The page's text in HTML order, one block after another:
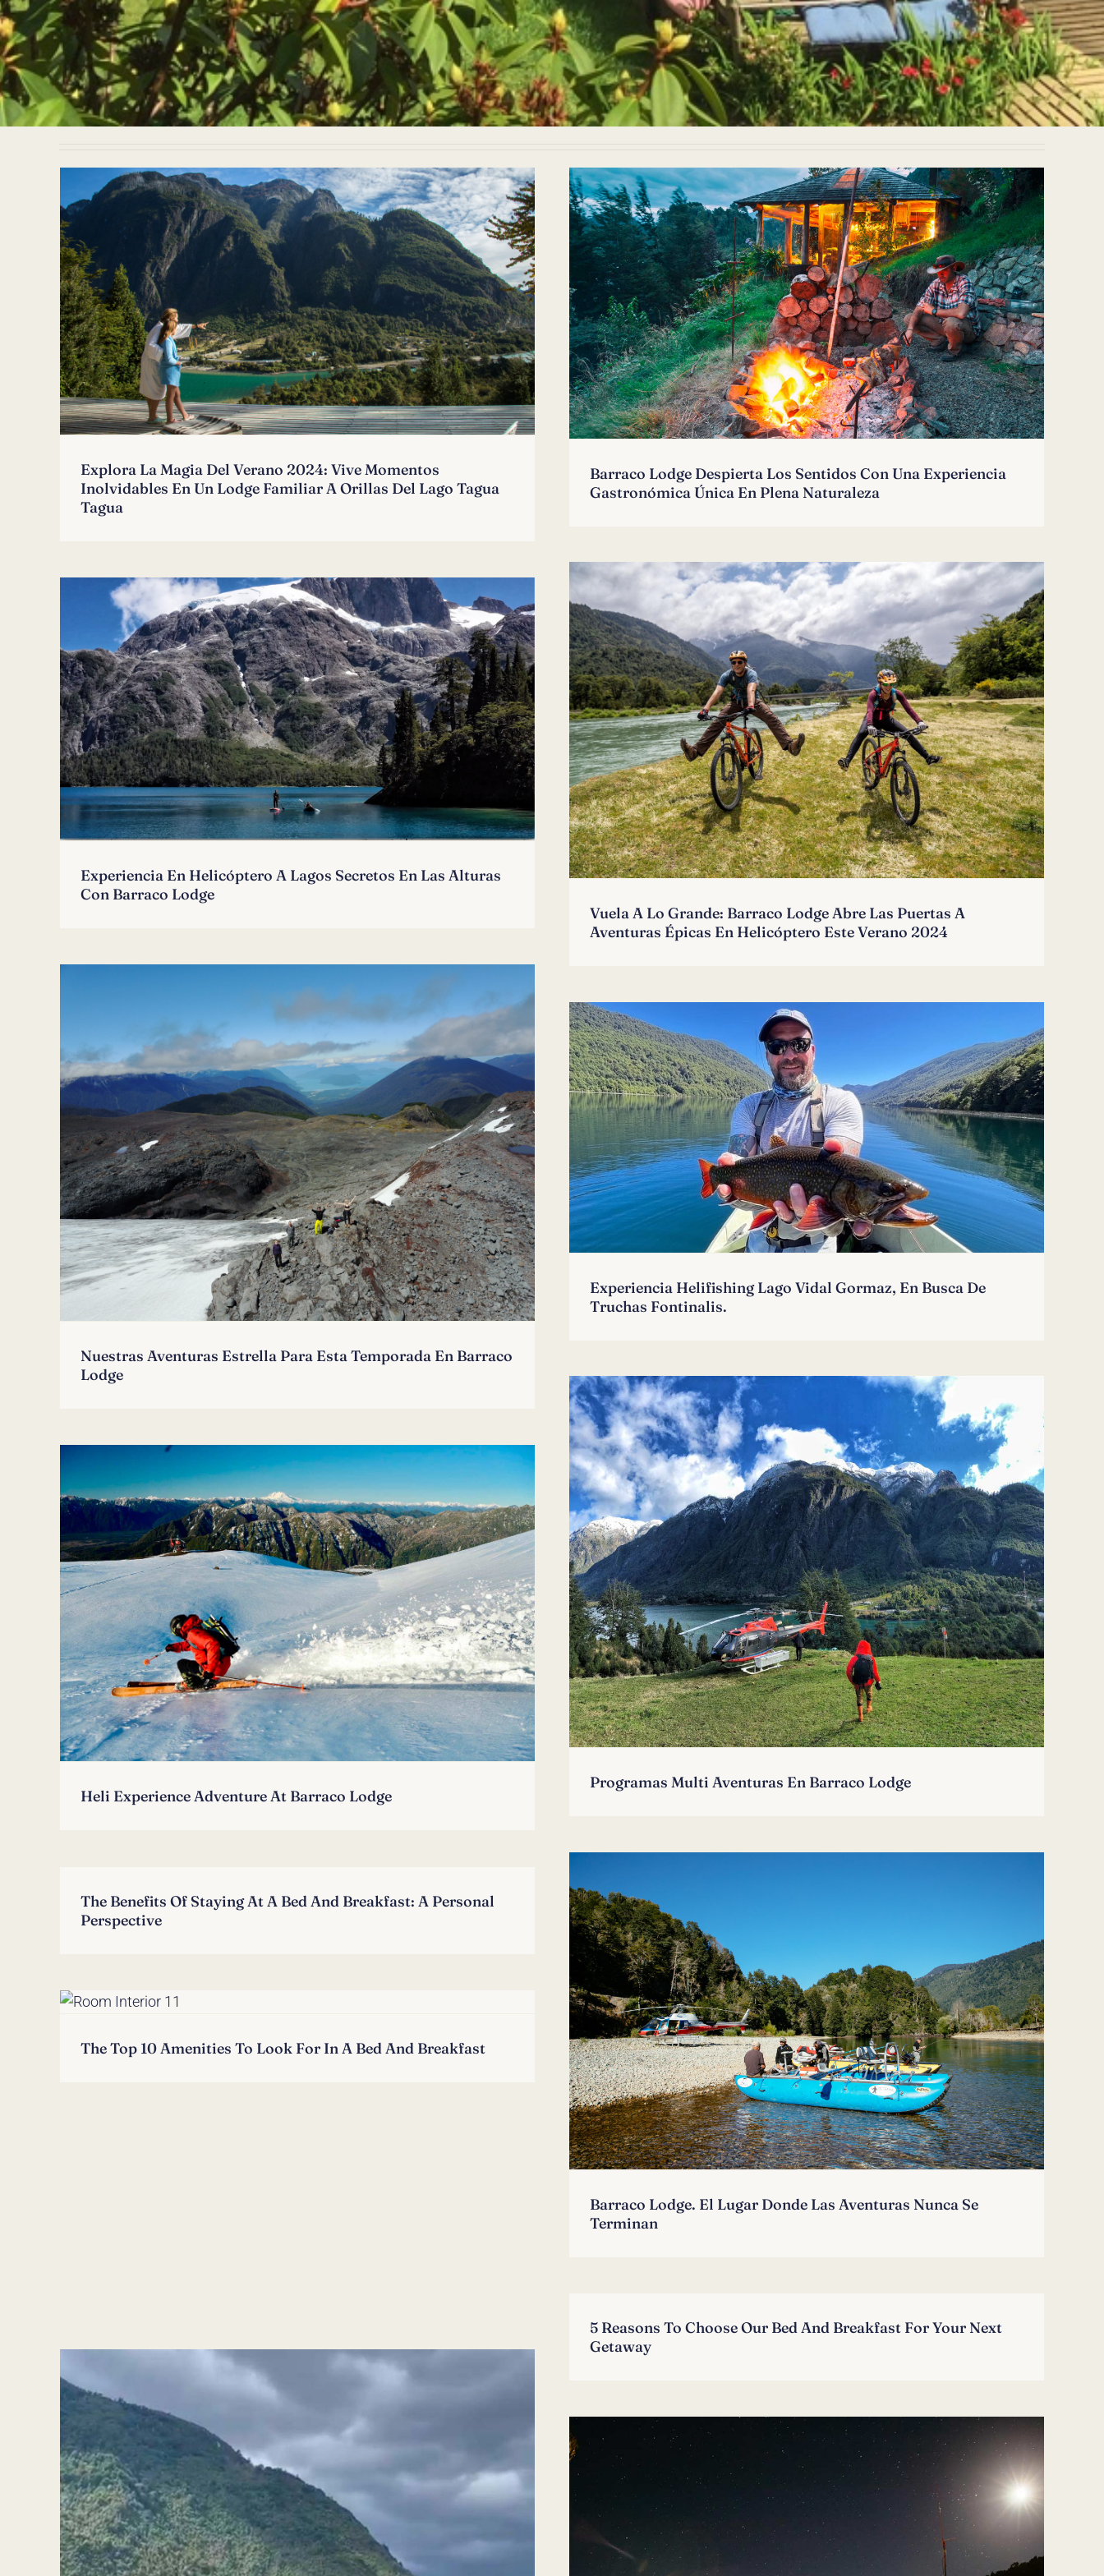
Explora La Magia Del Verano 2024: Vive Momentos
Inolvidables En Un Lodge Familiar A Orillas Del Lago Tagua
Tagua
Barraco Lodge Despierta Los Sentidos Con Una Experiencia
Gastronómica Única En Plena Naturaleza
Vuela A Lo Grande: Barraco Lodge Abre Las Puertas A
Aventuras Épicas En Helicóptero Este Verano 2024
Experiencia En Helicóptero A Lagos Secretos En Las Alturas
Con Barraco Lodge
Nuestras Aventuras Estrella Para Esta Temporada En Barraco
Lodge
Experiencia Helifishing Lago Vidal Gormaz, En Busca De
Truchas Fontinalis.
Programas Multi Aventuras En Barraco Lodge
Heli Experience Adventure At Barraco Lodge
Barraco Lodge. El Lugar Donde Las Aventuras Nunca Se
Terminan
The Benefits Of Staying At A Bed And Breakfast: A Personal
Perspective
The Top 10 Amenities To Look For In A Bed And Breakfast
5 Reasons To Choose Our Bed And Breakfast For Your Next
Getaway